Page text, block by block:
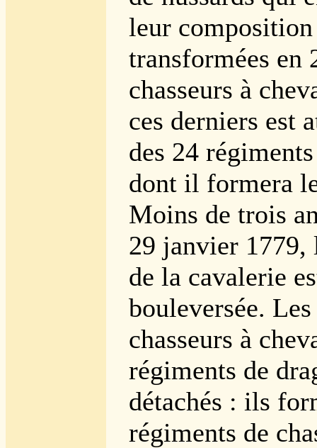
leur
transformées en
chasseurs à
ces derniers est
des 24
dont il formera
Moins de trois
29 janvier 1779,
de la cavalerie
bouleversée.
chasseurs à
régiments de
détachés : ils
régiments de